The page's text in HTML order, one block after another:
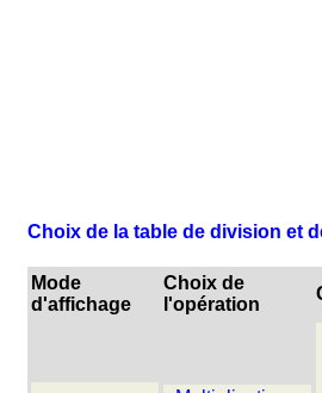
Choix de la table de division et
Mode
d'affichage
Choix de
l'opération